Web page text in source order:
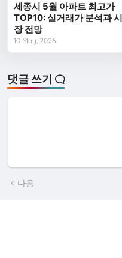
세종시 5월 아파트 최고가
TOP10: 실거래가 분석과 시
장 전망
10 May, 2026
댓글 쓰기
다음